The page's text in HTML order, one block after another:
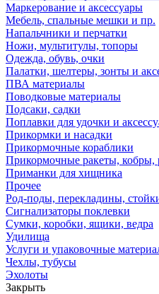
Маркерование и аксессуары
Мебель, спальные мешки и пр.
Напальчники и перчатки
Ножи, мультитулы, топоры
Одежда, обувь, очки
Палатки, шелтеры, зонты и
ПВА материалы
Поводковые материалы
Подсаки, садки
Поплавки для удочки и
Прикормки и насадки
Прикормочные кораблики
Прикормочные ракеты, кобры,
Приманки для хищника
Прочее
Род-поды, перекладины,
Сигнализаторы поклевки
Сумки, коробки, ящики, ведра
Удилища
Услуги и упаковочные
Чехлы, тубусы
Эхолоты
Закрыть